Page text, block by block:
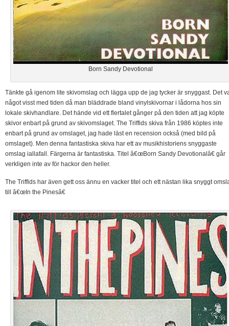
Born Sandy Devotional
Tänkte gå igenom lite skivomslag och lägga upp de jag tycker är snyggast. Det
något visst med tiden då man bläddrade bland vinylskivornar i lådorna hos sin
lokale skivhandlare. Det hände vid ett flertalet gånger på den tiden att jag köpte
skivor enbart på grund av skivomslaget. The Triffids skiva från 1986 köptes inte
enbart på grund av omslaget, jag hade läst en recension också (med bild på
omslaget). Men denna fantastiska skiva har ett av musikhistoriens snyggaste
omslag iallafall. Färgerna är fantastiska. Titel â€œBorn Sandy Devotionalâ€ går
verkligen inte av för hackor den heller.
The Triffids har även gett oss ännu en vacker titel och ett nästan lika snyggt
till â€œIn the Pinesâ€